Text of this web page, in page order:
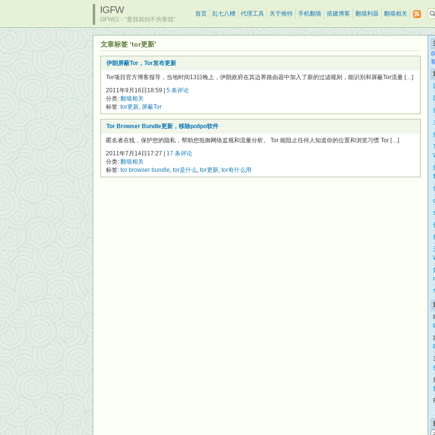
IGFW
GFW曰：“爱我就别不伤害我”
首页 乱七八糟 代理工具 关于推特 手机翻墙 搭建博客 翻墙利器 翻墙相关
文章标签 ‘tor更新’
伊朗屏蔽Tor，Tor发布更新
Tor项目官方博客报导，当地时间13日晚上，伊朗政府在其边界路由器中加入了新的过滤规则，能识别和屏蔽Tor流量 […]
2011年9月16日18:59 | 5 条评论
分类: 翻墙相关
标签: tor更新, 屏蔽Tor
Tor Browser Bundle更新，移除polipo软件
匿名者在线，保护您的隐私，帮助您抵御网络监视和流量分析。 Tor 能阻止任何人知道你的位置和浏览习惯 Tor […]
2011年7月14日17:27 | 17 条评论
分类: 翻墙相关
标签: tor browser bundle, tor是什么, tor更新, tor有什么用